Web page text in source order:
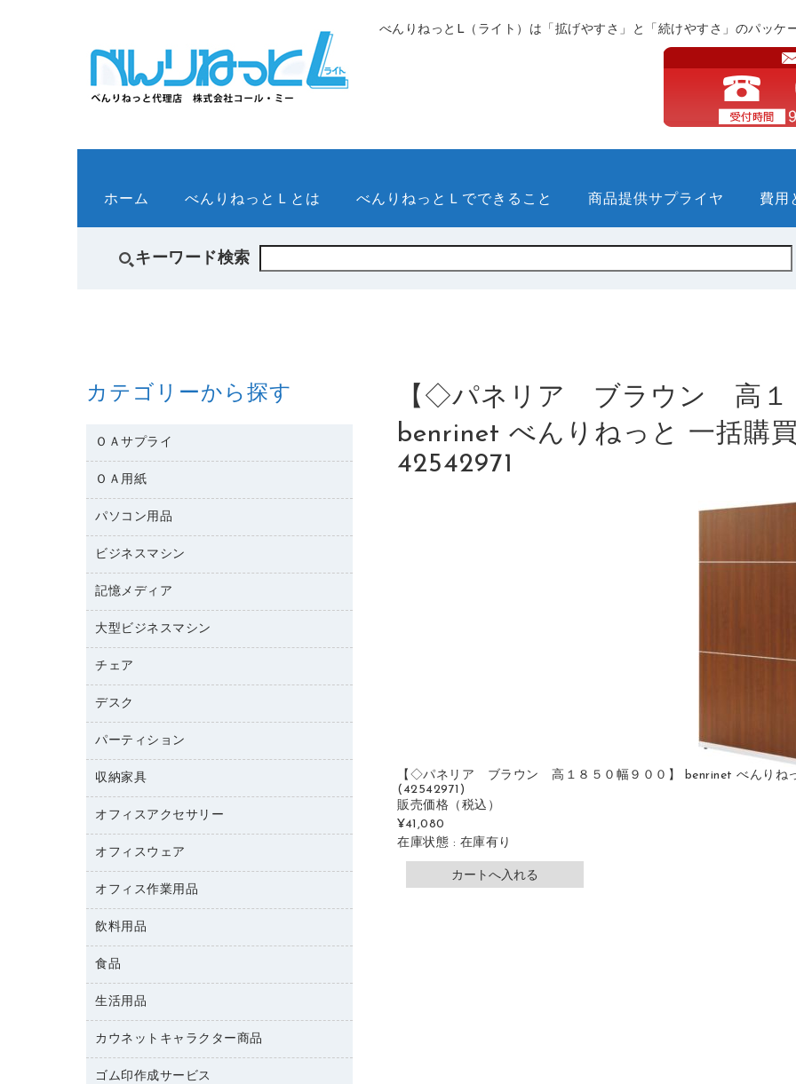
べんりねっとL（ライト）は「拡げやすさ」と「続けやすさ」のパッケ
ホーム べんりねっとＬとは べんりねっとＬでできること 商品提供サプライヤ 費用
キーワード検索
【◇パネリア ブラウン 高１
benrinet べんりねっと 一括購
42542971
【◇パネリア ブラウン 高１８５０幅９００】 benrinet べんりね
(42542971)
販売価格 （税込）
¥41,080
在庫状態 : 在庫有り
カテゴリーから探す
ＯＡサプライ
互換インクカートリッジ
リサイクルトナー（リターン方式）
リサイクルトナー（プール方式）
リサイクルインクカートリッジ
ファクシミリトナー
トナーカートリッジ
コピートナー
ＯＡ用紙
名刺用紙
ワープロ用紙
ラベル用紙
プロッター用紙
ハガキ用紙
その他コピー用紙・プリンタ用紙
コピー用紙
パソコン用品
パソコン周辺機器
マウスパッド
マウス
パソコンバッグ／収納用品
ネットワーク／ＬＡＮ機器
ネットワーク／ＬＡＮアクセサリー
セキュリティ用品
ＵＳＢハブ／ＵＳＢアクセサリー
ＯＡフィルター
ＯＡクリーナー／エアダスター
ＬＡＮケーブル
ＨＤＤ／ＳＳＤ
ディスプレイモニター
ビジネスマシン
電話機
レーザープリンタ／複合機
メモリーカード
プロジェクタ
ファクシミリ
デジタルカメラ
スキャナー
コピー機
記憶メディア
ブルーレイディスク
ＣＤ－ＲＷ
ＣＤ－Ｒ
メディア収納用品
大型ビジネスマシン
プリンタ
チェア
応接イス・ベンチ
オフィスチェア
デスク
ミーティングテーブル
デスク
カウンター
パーティション
ホワイトボード・黒板
収納家具
保管庫・書庫
ロッカー・下駄箱
その他収納
オフィスアクセサリー
オフィスアクセサリー
オフィスウェア
医療・介護・ワーキングウェア
ブラウス・シャツ
アウター
オフィス作業用品
養生用品
防災用備蓄食品・飲料
台車・脚立
倉庫収納用品
飲料用品
緑茶飲料
茶葉・インスタント
紅茶・バラエティ飲料
レギュラーコーヒー
ミルク・シュガー
食品
食品
生活用品
浴室用品
台所用洗剤
カウネットキャラクター商品
カウネットキャラクター商品
ゴム印作成サービス